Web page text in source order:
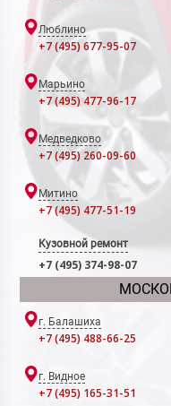
Люблино
+7 (495) 677-95-07
Марьино
+7 (495) 477-96-17
Медведково
+7 (495) 260-09-60
Митино
+7 (495) 477-51-19
Кузовной ремонт
+7 (495) 374-98-07
г. Балашиха
+7 (495) 488-66-25
г. Видное
+7 (495) 165-31-51